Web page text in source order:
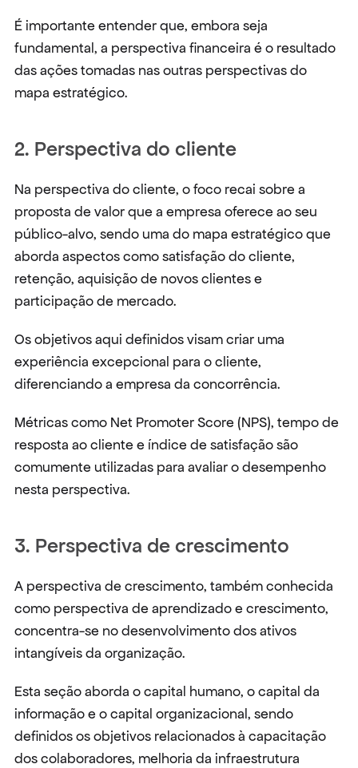
É importante entender que, embora seja
fundamental, a perspectiva financeira é o resultado
das ações tomadas nas outras perspectivas do
mapa estratégico.
2. Perspectiva do cliente
Na perspectiva do cliente, o foco recai sobre a
proposta de valor que a empresa oferece ao seu
público-alvo, sendo uma do mapa estratégico que
aborda aspectos como satisfação do cliente,
retenção, aquisição de novos clientes e
participação de mercado.
Os objetivos aqui definidos visam criar uma
experiência excepcional para o cliente,
diferenciando a empresa da concorrência.
Métricas como Net Promoter Score (NPS), tempo de
resposta ao cliente e índice de satisfação são
comumente utilizadas para avaliar o desempenho
nesta perspectiva.
3. Perspectiva de crescimento
A perspectiva de crescimento, também conhecida
como perspectiva de aprendizado e crescimento,
concentra-se no desenvolvimento dos ativos
intangíveis da organização.
Esta seção aborda o capital humano, o capital da
informação e o capital organizacional, sendo
definidos os objetivos relacionados à capacitação
dos colaboradores, melhoria da infraestrutura